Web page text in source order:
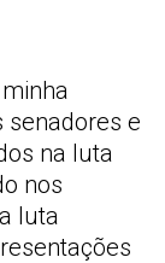
senadores e
na luta
nos
luta